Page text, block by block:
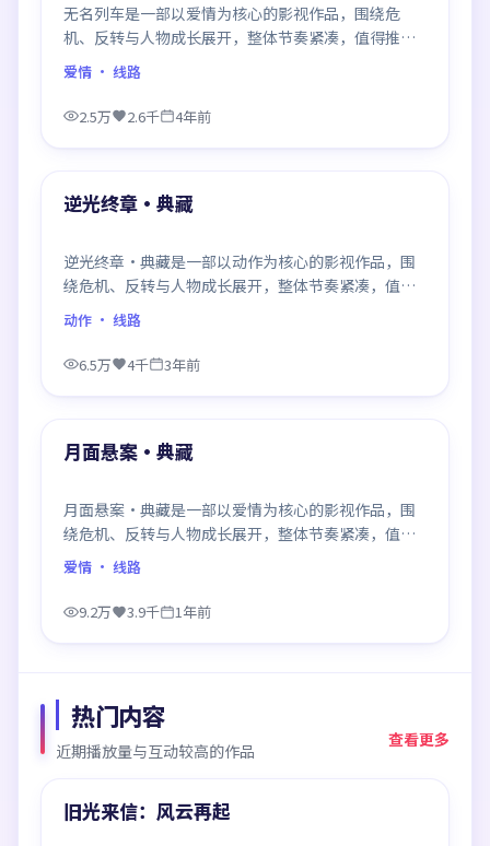
无名列车是一部以爱情为核心的影视作品，围绕危
机、反转与人物成长展开，整体节奏紧凑，值得推荐
观看。
爱情 · 线路
2.5万 2.6千 4年前
最新
逆光终章·典藏
逆光终章·典藏是一部以动作为核心的影视作品，围
绕危机、反转与人物成长展开，整体节奏紧凑，值得
推荐观看。
动作 · 线路
6.5万 4千 3年前
最新
月面悬案·典藏
月面悬案·典藏是一部以爱情为核心的影视作品，围
绕危机、反转与人物成长展开，整体节奏紧凑，值得
推荐观看。
爱情 · 线路
9.2万 3.9千 1年前
热门内容
近期播放量与互动较高的作品
查看更多
热门
99:04
旧光来信：风云再起